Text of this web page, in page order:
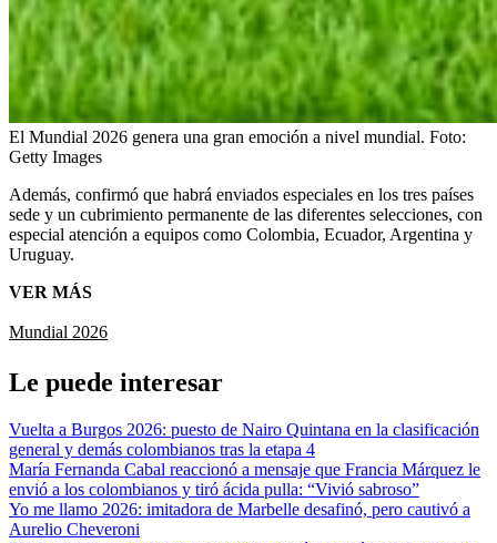
El Mundial 2026 genera una gran emoción a nivel mundial. Foto:
Getty Images
Además, confirmó que habrá enviados especiales en los tres países
sede y un cubrimiento permanente de las diferentes selecciones, con
especial atención a equipos como Colombia, Ecuador, Argentina y
Uruguay.
VER MÁS
Mundial 2026
Le puede interesar
Vuelta a Burgos 2026: puesto de Nairo Quintana en la clasificación
general y demás colombianos tras la etapa 4
María Fernanda Cabal reaccionó a mensaje que Francia Márquez le
envió a los colombianos y tiró ácida pulla: “Vivió sabroso”
Yo me llamo 2026: imitadora de Marbelle desafinó, pero cautivó a
Aurelio Cheveroni